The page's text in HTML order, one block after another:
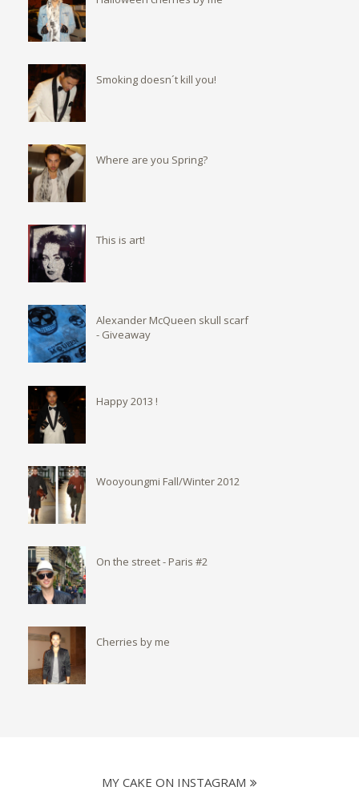
Smoking doesn´t kill you!
Where are you Spring?
This is art!
Alexander McQueen skull scarf
- Giveaway
Happy 2013 !
Wooyoungmi Fall/Winter 2012
On the street - Paris #2
Cherries by me
MY CAKE ON INSTAGRAM